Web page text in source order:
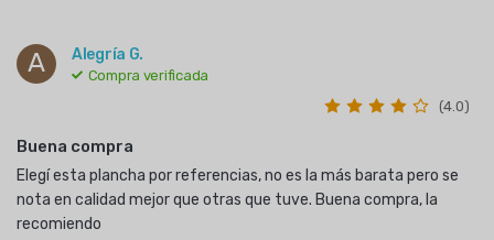
A Alegría G.
Compra verificada
(4.0)
Buena compra
Elegí esta plancha por referencias, no es la más barata pero se
nota en calidad mejor que otras que tuve. Buena compra, la
recomiendo